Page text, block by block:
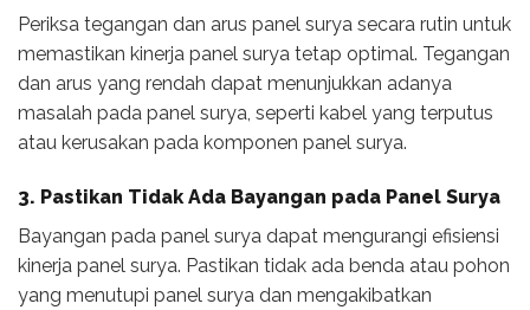
Periksa tegangan dan arus panel surya secara rutin untuk
memastikan kinerja panel surya tetap optimal. Tegangan
dan arus yang rendah dapat menunjukkan adanya
masalah pada panel surya, seperti kabel yang terputus
atau kerusakan pada komponen panel surya.
3. Pastikan Tidak Ada Bayangan pada Panel Surya
Bayangan pada panel surya dapat mengurangi efisiensi
kinerja panel surya. Pastikan tidak ada benda atau pohon
yang menutupi panel surya dan mengakibatkan